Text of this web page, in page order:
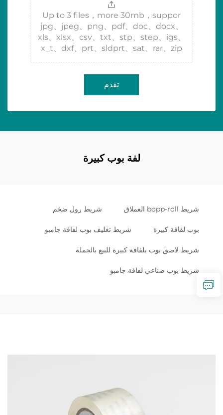
Up to 3 files，more 30mb，suppor
jpg、jpeg、png、pdf、doc、docx、
xls、xlsx、csv、txt、stp、step、igs、
x_t、dxf、prt、sldprt、sat、rar、zip
تقدم
لفة بوب كبيرة
شريط bopp-roll العملاق شريط رول ضخم
بوب لفافة كبيرة شريط تغليف بوب لفافة جامبو
شريط لاصق بوب بلفافة كبيرة للبيع بالجملة
شريط بوب صناعي لفافة جامبو